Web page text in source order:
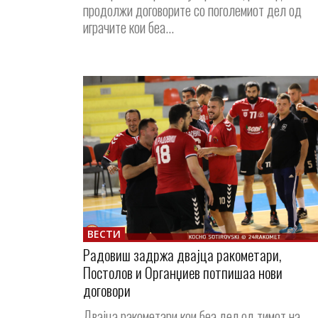
продолжи договорите со поголемиот дел од
играчите кои беа...
ВЕСТИ
Радовиш задржа двајца ракометари,
Постолов и Органџиев потпишаа нови
договори